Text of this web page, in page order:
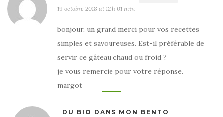
19 octobre 2018 at 12 h 01 min
bonjour, un grand merci pour vos recettes
simples et savoureuses. Est-il préférable de
servir ce gâteau chaud ou froid ?
je vous remercie pour votre réponse.
margot
DU BIO DANS MON BENTO